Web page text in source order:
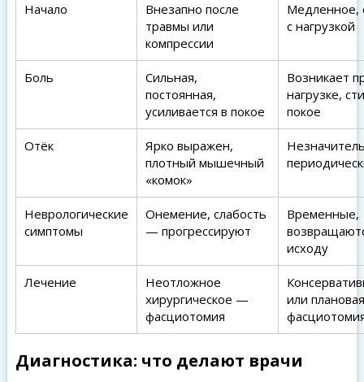
Начало
Внезапно после
травмы или
компрессии
Медленное,
с нагрузкой
Боль
Сильная,
постоянная,
усиливается в покое
Возникает
нагрузке,
покое
Отёк
Ярко выражен,
плотный мышечный
«комок»
Неврологические
симптомы
Онемение, слабость
— прогрессируют
Временные,
исходу
Лечение
Неотложное
хирургическое —
фасциотомия
или плановая
Диагностика: что делают врачи